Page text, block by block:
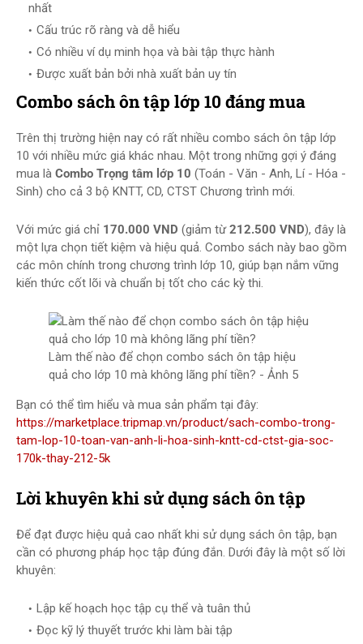
nhất
Cấu trúc rõ ràng và dễ hiểu
Có nhiều ví dụ minh họa và bài tập thực hành
Được xuất bản bởi nhà xuất bản uy tín
Combo sách ôn tập lớp 10 đáng mua
Trên thị trường hiện nay có rất nhiều combo sách ôn tập lớp
10 với nhiều mức giá khác nhau. Một trong những gợi ý đáng
mua là Combo Trọng tâm lớp 10 (Toán - Văn - Anh, Lí - Hóa -
Sinh) cho cả 3 bộ KNTT, CD, CTST Chương trình mới.
Với mức giá chỉ 170.000 VND (giảm từ212.500 VND), đây là
một lựa chọn tiết kiệm và hiệu quả. Combo sách này bao gồm
các môn chính trong chương trình lớp 10, giúp bạn nắm vững
kiến thức cốt lõi và chuẩn bị tốt cho các kỳ thi.
Làm thế nào để chọn combo sách ôn tập hiệu
quả cho lớp 10 mà không lãng phí tiền? - Ảnh 5
Bạn có thể tìm hiểu và mua sản phẩm tại đây:
https://marketplace.tripmap.vn/product/sach-combo-trong-
tam-lop-10-toan-van-anh-li-hoa-sinh-kntt-cd-ctst-gia-soc-
170k-thay-212-5k
Lời khuyên khi sử dụng sách ôn tập
Để đạt được hiệu quả cao nhất khi sử dụng sách ôn tập, bạn
cần có phương pháp học tập đúng đắn. Dưới đây là một số lời
khuyên:
Lập kế hoạch học tập cụ thể và tuân thủ
Đọc kỹ lý thuyết trước khi làm bài tập